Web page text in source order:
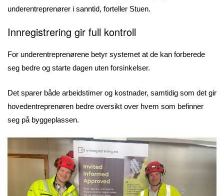
underentreprenører i sanntid, forteller Stuen.
Innregistrering gir full kontroll
For underentreprenørene betyr systemet at de kan forberede
seg bedre og starte dagen uten forsinkelser.
Det sparer både arbeidstimer og kostnader, samtidig som det gir
hovedentreprenøren bedre oversikt over hvem som befinner
seg på byggeplassen.